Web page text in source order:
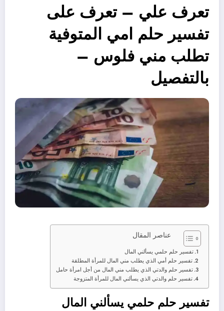
تعرف علي – تعرف على
تفسير حلم امي المتوفية
تطلب مني فلوس –
بالتفصيل
عناصر المقال
تفسير حلم حلمي يسألني المال
تفسير حلم أمي الذي يطلب مني المال للمرأة المطلقة
تفسير حلم والدتي الذي يطلب مني المال من أجل امرأة حامل
تفسير حلم والدتي الذي يسألني المال للمرأة المتزوجة
تفسير حلم حلمي يسألني المال